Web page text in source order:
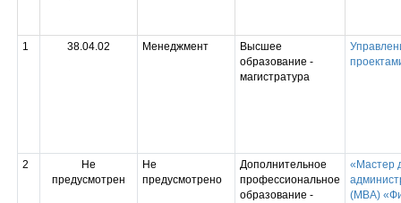
1 38.04.02 Менеджмент
Высшее
образование -
магистратура
2
Не
предусмотрен
Не
предусмотрено
Дополнительное
профессиональное
образование -
«Мастер
(MBA)